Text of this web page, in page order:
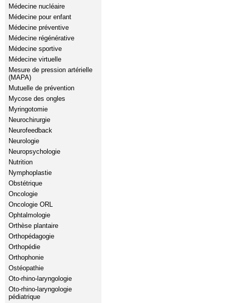
Médecine nucléaire
Médecine pour enfant
Médecine préventive
Médecine régénérative
Médecine sportive
Médecine virtuelle
Mesure de pression artérielle
(MAPA)
Mutuelle de prévention
Mycose des ongles
Myringotomie
Neurochirurgie
Neurofeedback
Neurologie
Neuropsychologie
Nutrition
Nymphoplastie
Obstétrique
Oncologie
Oncologie ORL
Ophtalmologie
Orthèse plantaire
Orthopédagogie
Orthopédie
Orthophonie
Ostéopathie
Oto-rhino-laryngologie
Oto-rhino-laryngologie
pédiatrique